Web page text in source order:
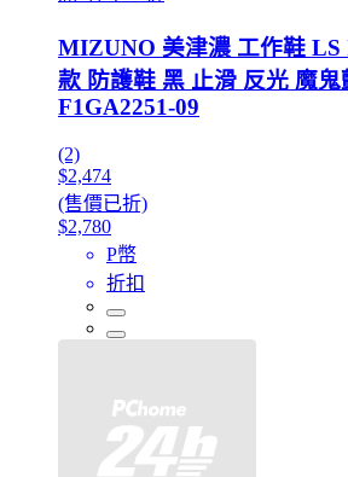
MIZUNO 美津濃 工作鞋
款 防護鞋 黑 止滑 反光 魔鬼
F1GA2251-09
(2)
$2,474
(售價已折)
$2,780
P幣
折扣